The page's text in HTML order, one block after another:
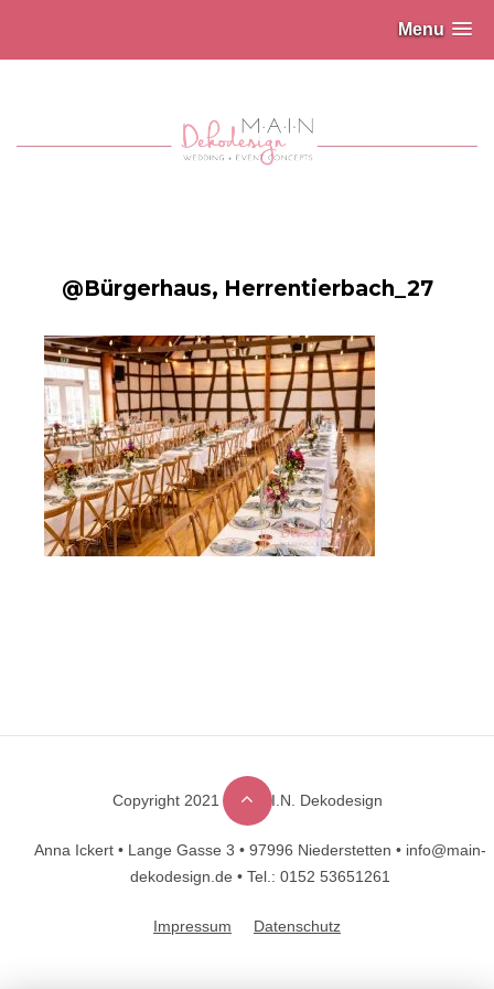
Menu
@Bürgerhaus, Herrentierbach_27
Designed byDesignHooks
Copyright 2021 © M.A.I.N. Dekodesign
Anna Ickert • Lange Gasse 3 • 97996 Niederstetten • info@main-
dekodesign.de • Tel.: 0152 53651261
Impressum Datenschutz